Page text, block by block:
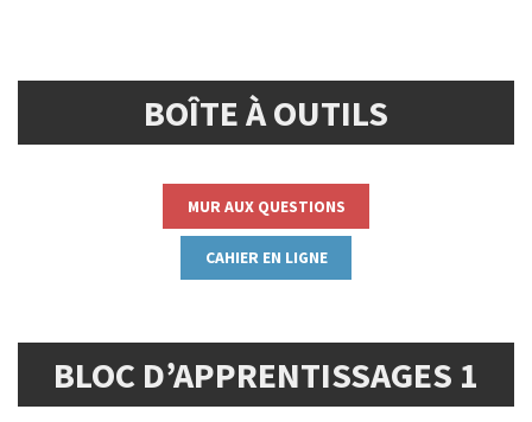
BOÎTE À OUTILS
MUR AUX QUESTIONS
CAHIER EN LIGNE
BLOC D’APPRENTISSAGES 1